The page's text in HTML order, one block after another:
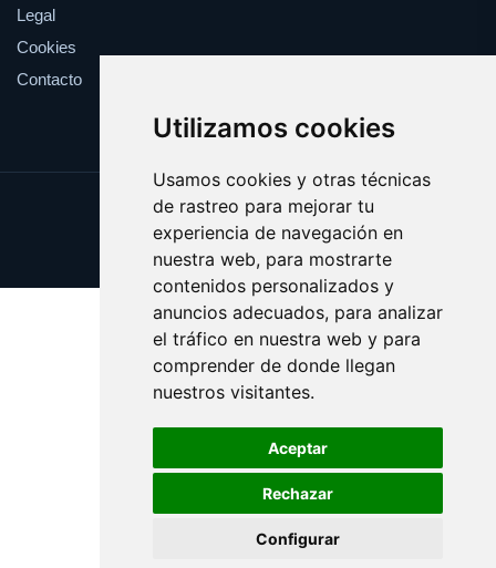
Utilizamos cookies
Usamos cookies y otras técnicas
de rastreo para mejorar tu
experiencia de navegación en
nuestra web, para mostrarte
contenidos personalizados y
anuncios adecuados, para analizar
el tráfico en nuestra web y para
comprender de donde llegan
nuestros visitantes.
Aceptar
Rechazar
Configurar
Legal
Cookies
Contacto
Update cookies preferences
Copyright © 2025 desafinado.es